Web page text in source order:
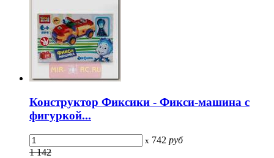
Конструктор Фиксики - Фикси-машина с
фигуркой...
x 742 руб
1 142